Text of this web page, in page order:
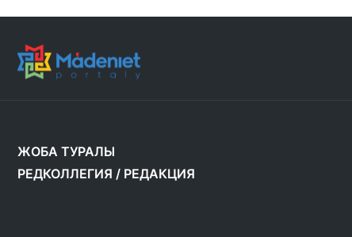
ЖОБА ТУРАЛЫ
РЕДКОЛЛЕГИЯ / РЕДАКЦИЯ